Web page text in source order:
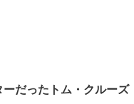
だったトム・クルーズ